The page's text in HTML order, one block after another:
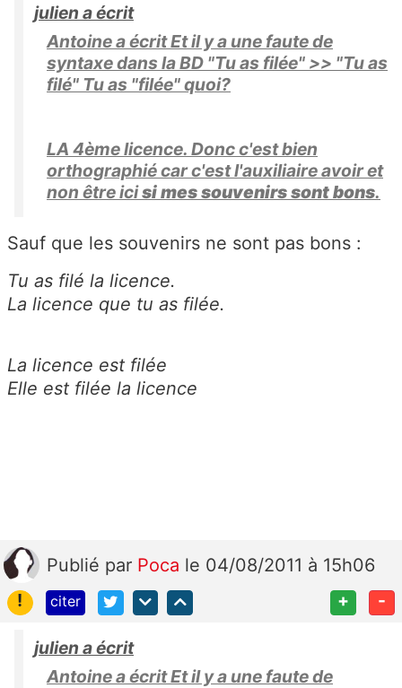
julien a écrit
Antoine a écrit Et il y a une faute de
syntaxe dans la BD "Tu as filée" >> "Tu as
filé" Tu as "filée" quoi?
LA 4ème licence. Donc c'est bien
orthographié car c'est l'auxiliaire avoir et
non être icisi mes souvenirs sont bons.
Sauf que les souvenirs ne sont pas bons :
Tu as filé la licence.
La licence que tu as filée.
La licence est filée
Elle est filée la licence
Publié par Poca le 04/08/2011 à 15h06
!
citer + -
julien a écrit
Antoine a écrit Et il y a une faute de